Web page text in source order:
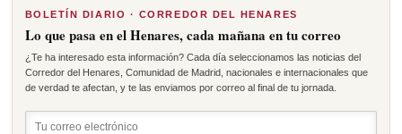
BOLETÍN DIARIO · CORREDOR DEL HENARES
Lo que pasa en el Henares, cada mañana en tu correo
¿Te ha interesado esta información? Cada día seleccionamos las noticias del
Corredor del Henares, Comunidad de Madrid, nacionales e internacionales que
de verdad te afectan, y te las enviamos por correo al final de tu jornada.